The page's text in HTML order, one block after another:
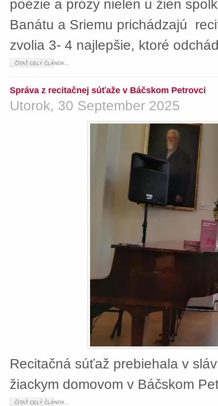
poézie a prózy nielen u žien
Banátu a Sriemu prichádzajú
zvolia 3- 4 najlepšie, ktoré
ČÍTAŤ CELÝ ČLÁNOK...
Správa z recitačnej súťaže v Báčskom Petrovci
Utorok, 30 September 2025
Recitačná súťaž prebiehala v
žiackym domovom v Báčskom
ČÍTAŤ CELÝ ČLÁNOK...